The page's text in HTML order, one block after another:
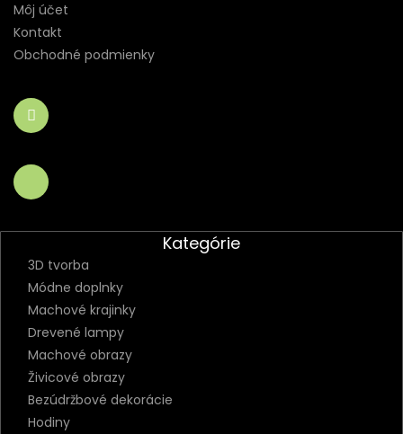
Môj účet
Kontakt
Obchodné podmienky
Kategórie
3D tvorba
Módne doplnky
Machové krajinky
Drevené lampy
Machové obrazy
Živicové obrazy
Bezúdržbové dekorácie
Hodiny